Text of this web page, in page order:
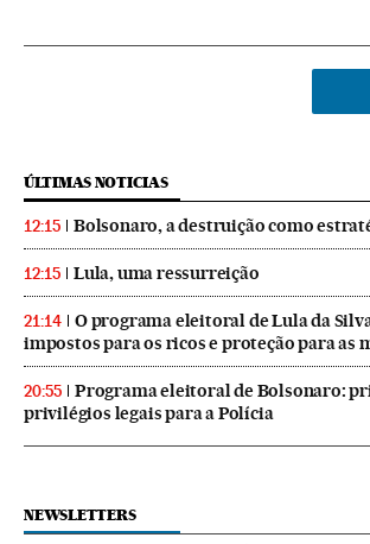
ÚLTIMAS NOTICIAS
12:15 Bolsonaro, a destruição como
12:15 Lula, uma ressurreição
21:14
O programa eleitoral de Lula da
impostos para os ricos e proteção para as
20:55
Programa eleitoral de Bolsonaro:
privilégios legais para a Polícia
NEWSLETTERS